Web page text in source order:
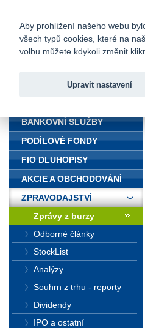
Fio banka
BANKOVNÍ SLUŽBY
PODÍLOVÉ FONDY
FIO DLUHOPISY
AKCIE A OBCHODOVÁNÍ
ZPRAVODAJSTVÍ
Zprávy z burzy
Odborné články
StockList
Analýzy
Souhrn z trhu - reporty
Dividendy
IPO a ostatní
Aby prohlížení našeho webu
všech typů cookies, které na
volbu můžete kdykoli změnit
Upravit nastavení